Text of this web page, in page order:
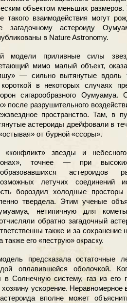
объектом меньших размеров.
такого взаимодействия могут
загадочному астероиду
в Nature Astronomy.
модели приливные силы
мимо малый объект,
— сильно вытянутые вдоль
в некоторых случаях
сигарообразного Оумуамуа.
после разрушительного
пространство. Там, в
астероиды дрейфовали в
от бурной «ссоры».
«конфликт» звезды и
точнее — при высоких
астероидов
летучих соединений
бороздил холодные просторы
твердела. Этим ученые
нетипичную для
обратно загадочный
также и за
также его «пеструю» окраску.
предсказала остаточные
оплавившейся оболочкой.
в Солнечную систему, газ из его
ускорение. Неравномерное
вполне может